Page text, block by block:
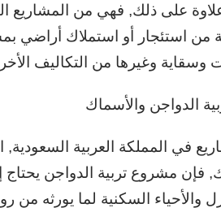
على ذلك, فهي من المشاريع
من استئجار أو استملاك أراضي
وسقاية وغيرها من التكاليف
الدواجن والأسماك
في المملكة العربية السعودية,
فإن مشروع تربية الدواجن
والأحياء السكنية لما يورثه من